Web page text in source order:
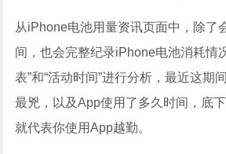
从iPhone电池用量资讯页面中，除了
间，也会完整纪录iPhone电池消耗情
表”和“活动时间”进行分析，最近这期
最兇，以及App使用了多久时间，底
就代表你使用App越勤。